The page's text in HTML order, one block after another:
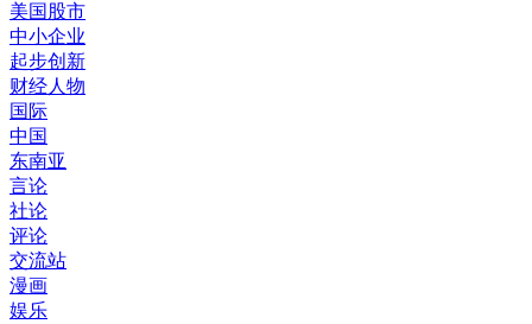
美国股市
中小企业
起步创新
财经人物
国际
中国
东南亚
言论
社论
评论
交流站
漫画
娱乐